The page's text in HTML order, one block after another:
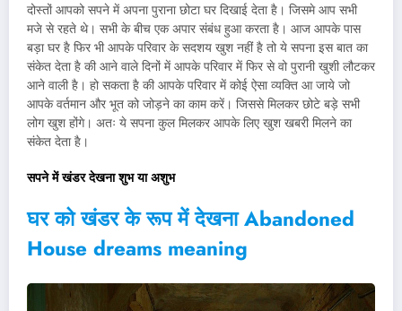
दोस्तों आपको सपने में अपना पुराना छोटा घर दिखाई देता है। जिसमे आप सभी
मजे से रहते थे। सभी के बीच एक अपार संबंध हुआ करता है। आज आपके पास
बड़ा घर है फिर भी आपके परिवार के सदशय खुश नहीं है तो ये सपना इस बात का
संकेत देता है की आने वाले दिनों में आपके परिवार में फिर से वो पुरानी खुशी लौटकर
आने वाली है। हो सकता है की आपके परिवार में कोई ऐसा व्यक्ति आ जाये जो
आपके वर्तमान और भूत को जोड़ने का काम करें। जिससे मिलकर छोटे बड़े सभी
लोग खुश होंगे। अतः ये सपना कुल मिलकर आपके लिए खुश खबरी मिलने का
संकेत देता है।
सपने में खंडर देखना शुभ या अशुभ
घर को खंडर के रूप में देखना Abandoned
House dreams meaning